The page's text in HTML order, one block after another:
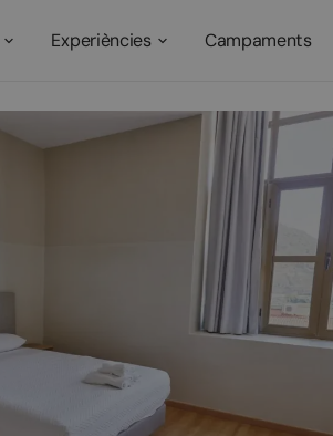
Experiències Campaments